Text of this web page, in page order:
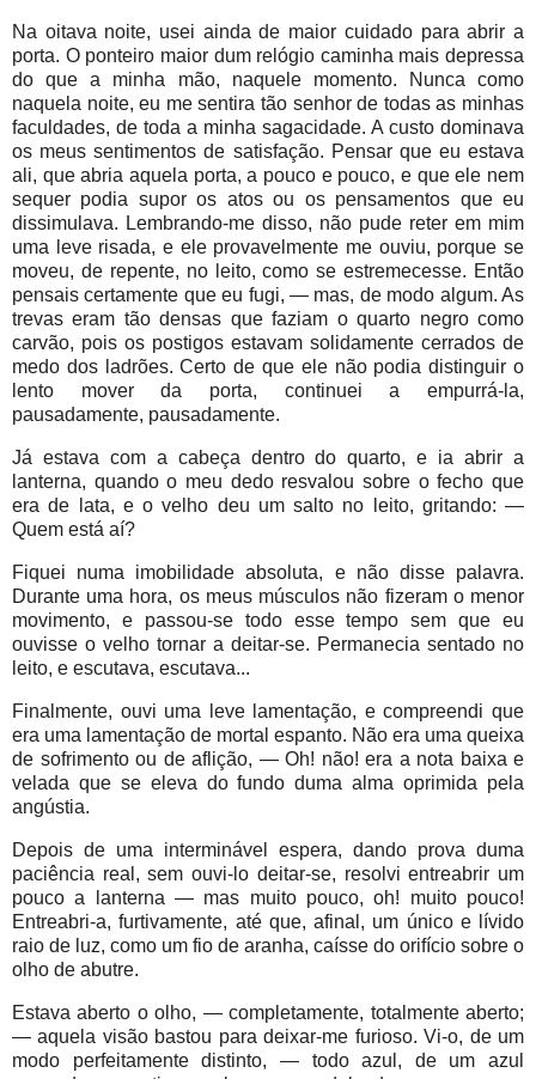
Na oitava noite, usei ainda de maior cuidado para abrir a
porta. O ponteiro maior dum relógio caminha mais depressa
do que a minha mão, naquele momento. Nunca como
naquela noite, eu me sentira tão senhor de todas as minhas
faculdades, de toda a minha sagacidade. A custo dominava
os meus sentimentos de satisfação. Pensar que eu estava
ali, que abria aquela porta, a pouco e pouco, e que ele nem
sequer podia supor os atos ou os pensamentos que eu
dissimulava. Lembrando-me disso, não pude reter em mim
uma leve risada, e ele provavelmente me ouviu, porque se
moveu, de repente, no leito, como se estremecesse. Então
pensais certamente que eu fugi, — mas, de modo algum. As
trevas eram tão densas que faziam o quarto negro como
carvão, pois os postigos estavam solidamente cerrados de
medo dos ladrões. Certo de que ele não podia distinguir o
lento mover da porta, continuei a empurrá-la,
pausadamente, pausadamente.
Já estava com a cabeça dentro do quarto, e ia abrir a
lanterna, quando o meu dedo resvalou sobre o fecho que
era de lata, e o velho deu um salto no leito, gritando: —
Quem está aí?
Fiquei numa imobilidade absoluta, e não disse palavra.
Durante uma hora, os meus músculos não fizeram o menor
movimento, e passou-se todo esse tempo sem que eu
ouvisse o velho tornar a deitar-se. Permanecia sentado no
leito, e escutava, escutava...
Finalmente, ouvi uma leve lamentação, e compreendi que
era uma lamentação de mortal espanto. Não era uma queixa
de sofrimento ou de aflição, — Oh! não! era a nota baixa e
velada que se eleva do fundo duma alma oprimida pela
angústia.
Depois de uma interminável espera, dando prova duma
paciência real, sem ouvi-lo deitar-se, resolvi entreabrir um
pouco a lanterna — mas muito pouco, oh! muito pouco!
Entreabri-a, furtivamente, até que, afinal, um único e lívido
raio de luz, como um fio de aranha, caísse do orifício sobre o
olho de abutre.
Estava aberto o olho, — completamente, totalmente aberto;
— aquela visão bastou para deixar-me furioso. Vi-o, de um
modo perfeitamente distinto, — todo azul, de um azul